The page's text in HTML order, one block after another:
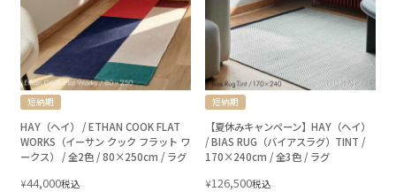
短納期
HAY（ヘイ） / ETHAN COOK FLAT
WORKS（イーサン クック フラット ワ
ークス） / 全2色 / 80×250cm / ラグ
¥44,000税込
短納期
【夏休みキャンペーン】HAY（ヘイ）
/ BIAS RUG（バイアスラグ）TINT /
170×240cm / 全3色 / ラグ
¥126,500税込